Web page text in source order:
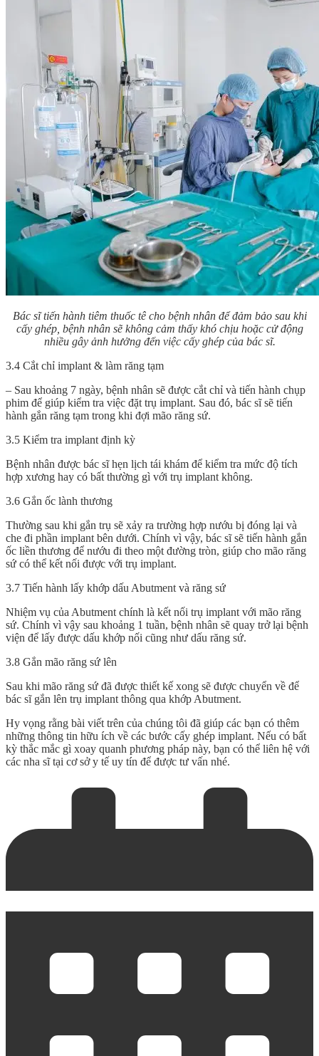
Bác sĩ tiến hành tiêm thuốc tê cho bệnh nhân để đảm bảo sau khi
cấy ghép, bệnh nhân sẽ không cảm thấy khó chịu hoặc cử động
nhiều gây ảnh hưởng đến việc cấy ghép của bác sĩ.
3.4 Cắt chỉ implant & làm răng tạm
– Sau khoảng 7 ngày, bệnh nhân sẽ được cắt chỉ và tiến hành chụp
phim để giúp kiểm tra việc đặt trụ implant. Sau đó, bác sĩ sẽ tiến
hành gắn răng tạm trong khi đợi mão răng sứ.
3.5 Kiểm tra implant định kỳ
Bệnh nhân được bác sĩ hẹn lịch tái khám để kiểm tra mức độ tích
hợp xương hay có bất thường gì với trụ implant không.
3.6 Gắn ốc lành thương
Thường sau khi gắn trụ sẽ xảy ra trường hợp nướu bị đóng lại và
che đi phần implant bên dưới. Chính vì vậy, bác sĩ sẽ tiến hành gắn
ốc liền thương để nướu đi theo một đường tròn, giúp cho mão răng
sứ có thể kết nối được với trụ implant.
3.7 Tiến hành lấy khớp dấu Abutment và răng sứ
Nhiệm vụ của Abutment chính là kết nối trụ implant với mão răng
sứ. Chính vì vậy sau khoảng 1 tuần, bệnh nhân sẽ quay trở lại bệnh
viện để lấy được dấu khớp nối cũng như dấu răng sứ.
3.8 Gắn mão răng sứ lên
Sau khi mão răng sứ đã được thiết kế xong sẽ được chuyển về để
bác sĩ gắn lên trụ implant thông qua khớp Abutment.
Hy vọng rằng bài viết trên của chúng tôi đã giúp các bạn có thêm
những thông tin hữu ích về các bước cấy ghép implant. Nếu có bất
kỳ thắc mắc gì xoay quanh phương pháp này, bạn có thể liên hệ với
các nha sĩ tại cơ sở y tế uy tín để được tư vấn nhé.